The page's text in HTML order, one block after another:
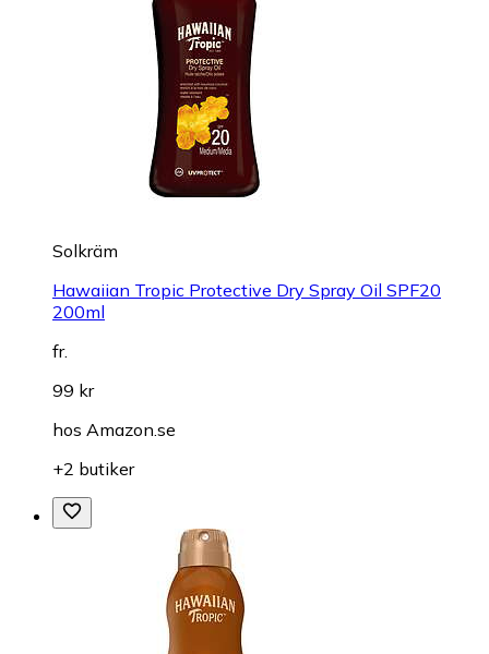
Solkräm
Hawaiian Tropic Protective Dry Spray Oil SPF20
200ml
fr.
99 kr
hos Amazon.se
+2 butiker